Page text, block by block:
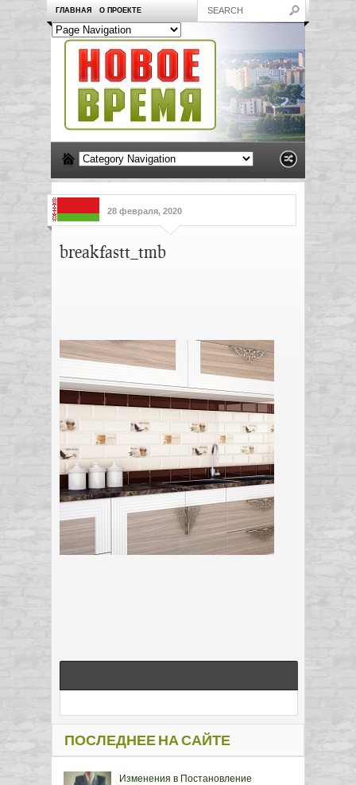
ГЛАВНАЯ О ПРОЕКТЕ
28 февраля, 2020
breakfastt_tmb
ПОСЛЕДНЕЕ НА САЙТЕ
Изменения в Постановление